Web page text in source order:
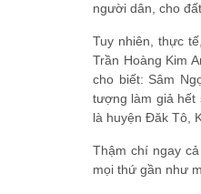
người dân, cho
Tuy nhiên, thực
Trần Hoàng Kim
cho biết: Sâm
tượng làm giả hết
là huyện Đăk Tô,
Thậm chí ngay
mọi thứ gần như